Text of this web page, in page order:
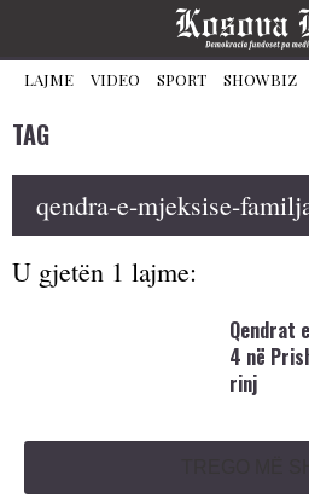
LAJME VIDEO SPORT SHOWBIZ
TAG
qendra-e-mjeksise-
U gjetën 1 lajme:
Qendrat
4 në
rinj